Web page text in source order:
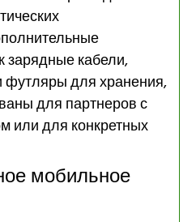
зарядные кабели,
футляры для хранения,
для партнеров с
или для конкретных
мобильное